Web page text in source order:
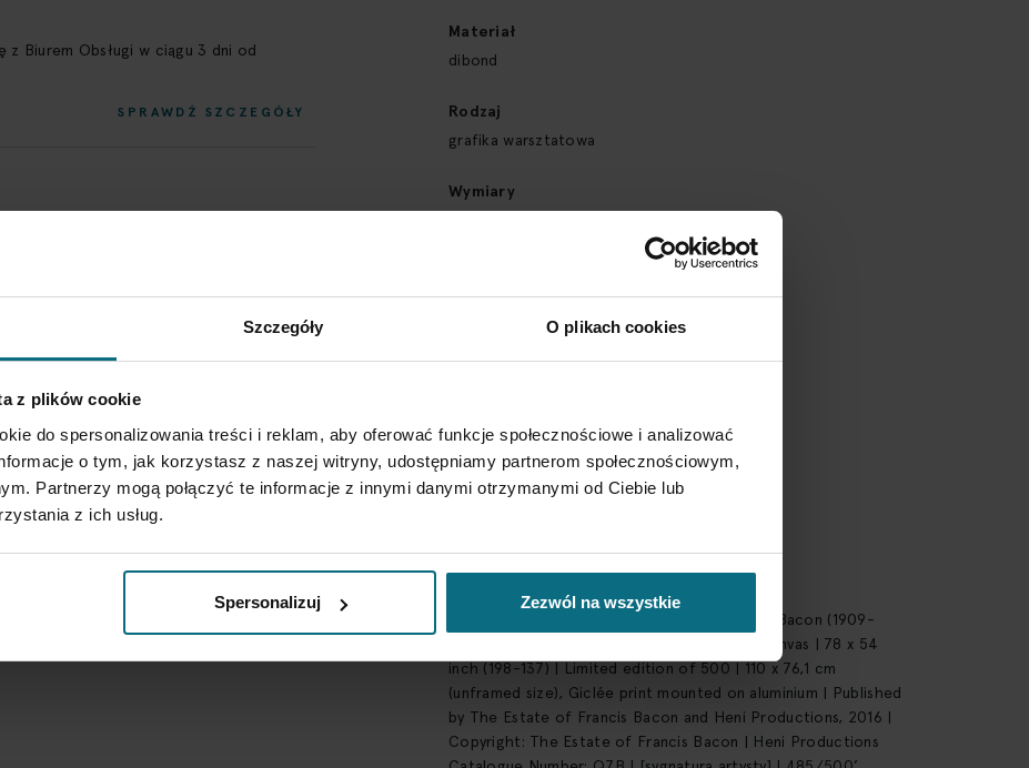
Szczegóły O plikach cookies
z plików cookie
do spersonalizowania treści i reklam, aby oferować funkcje społecznościowe i analizować
o tym, jak korzystasz z naszej witryny, udostępniamy partnerom społecznościowym,
Partnerzy mogą połączyć te informacje z innymi danymi otrzymanymi od Ciebie lub
z ich usług.
Spersonalizuj Zezwól na wszystkie
Biurem Obsługi w ciągu 3 dni od
SPRAWDŹ SZCZEGÓŁY
Materiał
dibond
Rodzaj
grafika warsztatowa
Wymiary
grafika
Styl
figuracja
Opis szczegółowy
na odwrociu nalepka z opisem pracy: ‘francis Bacon (1909-
1992) | Study after Velazquez, 1950 | oil on canvas | 78 x 54
inch (198-137) | Limited edition of 500 | 110 x 76,1 cm
(unframed size), Giclée print mounted on aluminium | Published
by The Estate of Francis Bacon and Heni Productions, 2016 |
Copyright: The Estate of Francis Bacon | Heni Productions